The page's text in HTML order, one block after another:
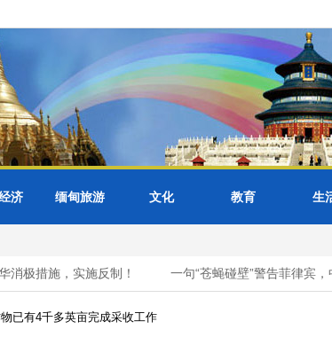
济 缅甸旅游 文化 教育 生
极措施，实施反制！ 一句“苍蝇碰壁”警告菲律宾，
已有4千多英亩完成采收工作